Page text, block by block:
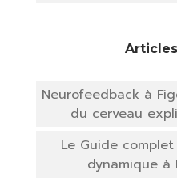
Neurofeedback à
du cerveau
Le Guide
dynamique à